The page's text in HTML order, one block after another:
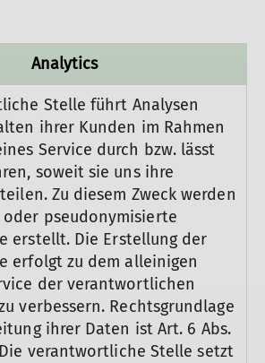
Analytics
Stelle führt Analysen
ihrer Kunden im Rahmen
Service durch bzw. lässt
soweit sie uns ihre
Zu diesem Zweck werden
pseudonymisierte
erstellt. Die Erstellung der
erfolgt zu dem alleinigen
der verantwortlichen
verbessern. Rechtsgrundlage
ihrer Daten ist Art. 6 Abs.
Die verantwortliche Stelle setzt